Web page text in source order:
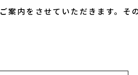
内をさせていただきます。そ